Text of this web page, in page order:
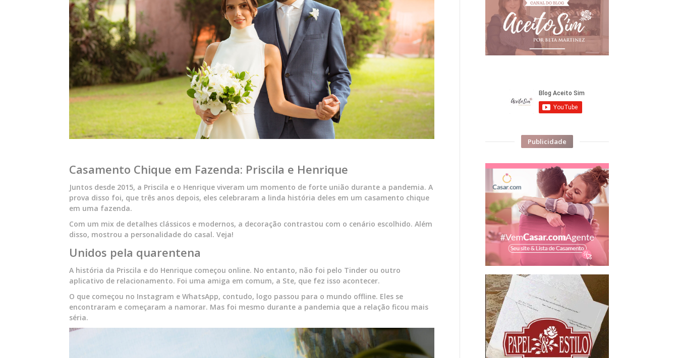
Casamento Chique em Fazenda: Priscila e Henrique
Juntos desde 2015, a Priscila e o Henrique viveram um momento de forte união durante a pandemia. A
prova disso foi, que três anos depois, eles celebraram a linda história deles em um casamento chique
em uma fazenda.
Com um mix de detalhes clássicos e modernos, a decoração contrastou com o cenário escolhido. Além
disso, mostrou a personalidade do casal. Veja!
Unidos pela quarentena
A história da Priscila e do Henrique começou online. No entanto, não foi pelo Tinder ou outro
aplicativo de relacionamento. Foi uma amiga em comum, a Ste, que fez isso acontecer.
O que começou no Instagram e WhatsApp, contudo, logo passou para o mundo offline. Eles se
encontraram e começaram a namorar. Mas foi mesmo durante a pandemia que a relação ficou mais
séria.
Publicidade